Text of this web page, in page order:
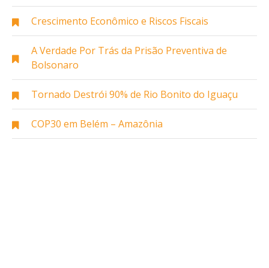
Crescimento Econômico e Riscos Fiscais
A Verdade Por Trás da Prisão Preventiva de
Bolsonaro
Tornado Destrói 90% de Rio Bonito do Iguaçu
COP30 em Belém – Amazônia